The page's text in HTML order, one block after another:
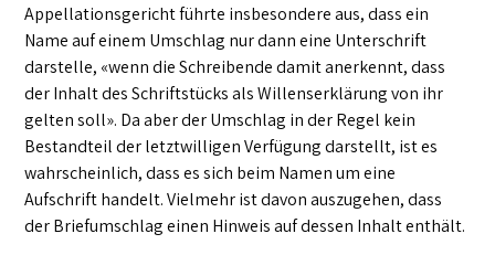
Appellationsgericht führte insbesondere aus, dass ein
Name auf einem Umschlag nur dann eine Unterschrift
darstelle, «wenn die Schreibende damit anerkennt, dass
der Inhalt des Schriftstücks als Willenserklärung von ihr
gelten soll». Da aber der Umschlag in der Regel kein
Bestandteil der letztwilligen Verfügung darstellt, ist es
wahrscheinlich, dass es sich beim Namen um eine
Aufschrift handelt. Vielmehr ist davon auszugehen, dass
der Briefumschlag einen Hinweis auf dessen Inhalt enthält.